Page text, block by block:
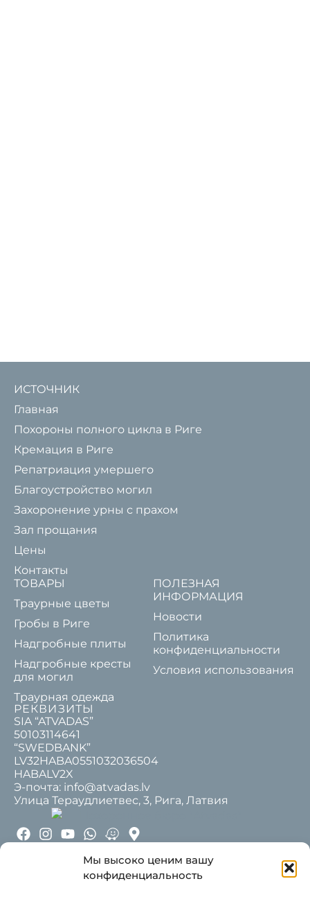
Мы высоко ценим вашу
конфиденциальность
ИСТОЧНИК
Главная
Похороны полного цикла в Риге
Кремация в Риге
Репатриация умершего
Благоустройство могил
Захоронение урны с прахом
Зал прощания
Цены
Контакты
ТОВАРЫ
Траурные цветы
Гробы в Риге
Надгробные плиты
Надгробные кресты
для могил
Траурная одежда
ПОЛЕЗНАЯ
ИНФОРМАЦИЯ
Новости
Политика
конфиденциальности
Условия использования
РЕКВИЗИТЫ
SIA “ATVADAS”
50103114641
“SWEDBANK”
LV32HABA0551032036504
HABALV2X
Э-почта: info@atvadas.lv
Улица Тераудлиетвес, 3, Рига, Латвия